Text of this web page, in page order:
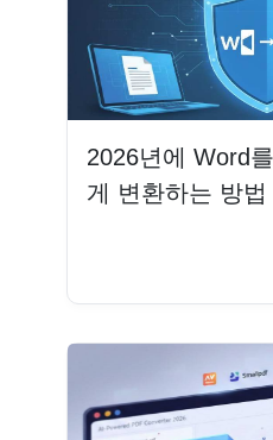
2026년에 Word
게 변환하는 방법